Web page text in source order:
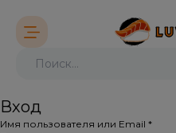
Вход
Имя пользователя или Email *